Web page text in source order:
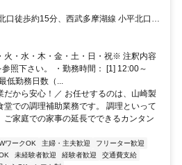
るお仕事
口徒歩約15分、西武多摩湖線 小平北口徒
口徒歩約15分
火・水・木・金・土・日・祝※ 注釈内容
照下さい。 ・勤務時間： [1] 12:00～
低勤務日数（...
だから安心！／ お任せするのは、山崎製
堂での調理補助業務です。 調理といって
ご家庭での家事の延長でできるカンタン
ワークOK 主婦・主夫歓迎
フリーター歓迎
未経験者歓迎 経験者歓迎
交通費支給